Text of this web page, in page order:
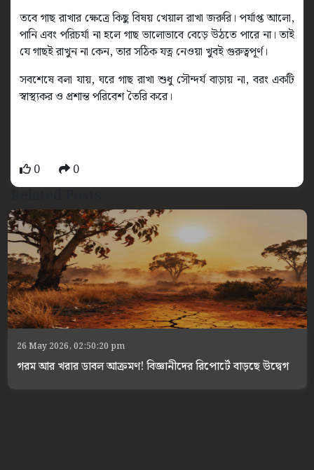
তবে গাছ রাখার ক্ষেত্রে কিছু বিষয় খেয়াল রাখা জরুরি। পর্যাপ্ত আলো,
পানি এবং পরিচর্যা না হলে গাছ ভালোভাবে বেড়ে উঠতে পারে না। তাই
যে গাছই রাখুন না কেন, তার সঠিক যত্ন নেওয়া খুবই গুরুত্বপূর্ণ।
সবশেষে বলা যায়, ঘরে গাছ রাখা শুধু সৌন্দর্য বাড়ায় না, বরং একটি
স্বাস্থ্যকর ও প্রশান্ত পরিবেশ তৈরি করে।
0 0
26 May 2026, 02:50:20 pm
গরম আর খরার ডাবল আক্রমণ! বিজ্ঞানীদের রিপোর্টে বাড়ছে উদ্বেগ